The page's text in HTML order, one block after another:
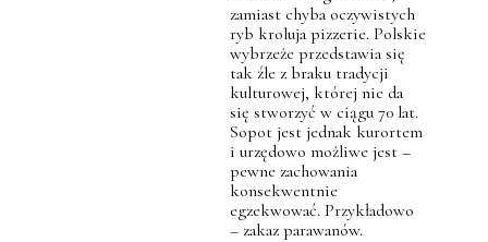
zamiast chyba oczywistych
ryb kroluja pizzerie. Polskie
wybrzeże przedstawia się
tak źle z braku tradycji
kulturowej, której nie da
się stworzyć w ciągu 70 lat.
Sopot jest jednak kurortem
i urzędowo możliwe jest –
pewne zachowania
konsekwentnie
egzekwować. Przykładowo
– zakaz parawanów.